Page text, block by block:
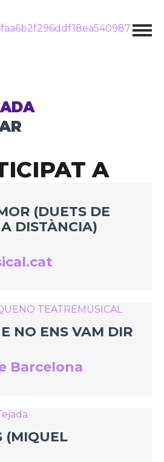
A
(DUETS DE
DISTÀNCIA)
NO ENS VAM DIR
Barcelona
(MIQUEL